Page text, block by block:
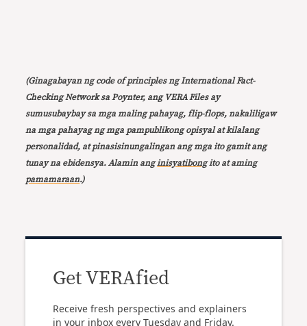
(Ginagabayan ng code of principles ng International Fact-
Checking Network sa Poynter, ang VERA Files ay
sumusubaybay sa mga maling pahayag, flip-flops, nakaliligaw
na mga pahayag ng mga pampublikong opisyal at kilalang
personalidad, at pinasisinungalingan ang mga ito gamit ang
tunay na ebidensya. Alamin anginisyatibongito at aming
pamamaraan.)
Get VERAfied
Receive fresh perspectives and explainers
in your inbox every Tuesday and Friday.